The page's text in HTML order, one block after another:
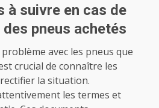
à suivre en cas de
pneus achetés
avec les pneus que
crucial de connaître les
la situation.
les termes et